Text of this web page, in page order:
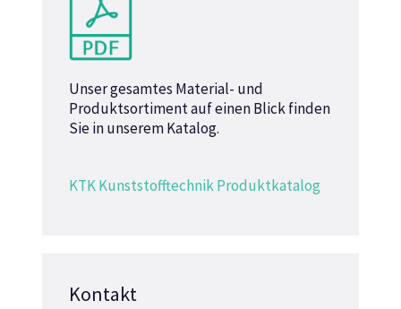
Unser gesamtes Material- und
Produktsortiment auf einen Blick finden
Sie in unserem Katalog.
KTK Kunststofftechnik Produktkatalog
Kontakt